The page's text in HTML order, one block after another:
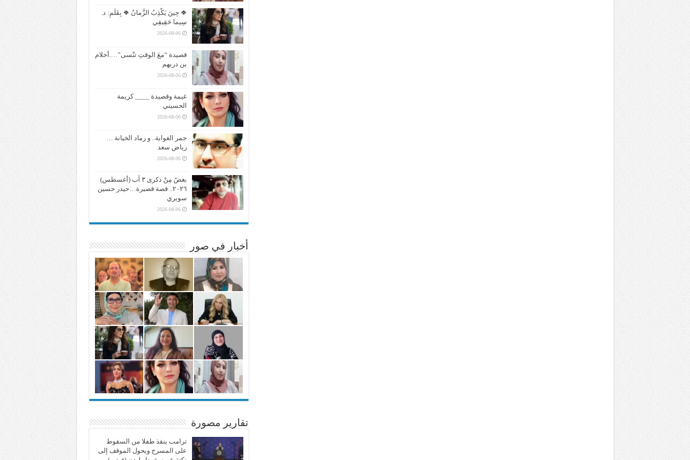
❖ حِينَ يَكْذِبُ الزَّمانُ ❖ بِقَلَمِ: د.
سِيما حَقِيقِي
2026-08-06
قصيدة “معَ الوقتِ تنْسى”….أحلام
بن دريهم
2026-08-06
غيمة وقصيدة ____ كريمة
الحسيني
2026-08-06
جمر الغواية.. و رماد الخيانة …
رياض سعد
2026-08-06
بغضُ مِنْ ذكرى ٣ آب (أغسطس)
٢٠٢٦.. قصة قصيرة…حيدر حسين
سويري
2026-08-06
أخبار في صور
تقارير مصورة
ترامب ينقذ طفلا من السقوط
على المسرح ويحول الموقف إلى